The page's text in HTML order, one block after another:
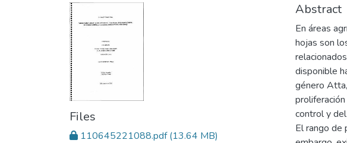
Files
110645221088.pdf(13.64 MB)
Abstract
En áreas
hojas son
disponible
género
control y
El rango de